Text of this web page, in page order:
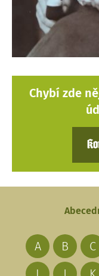
Chybí zde
A B C